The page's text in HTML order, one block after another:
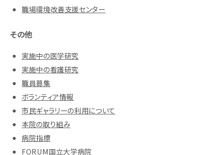
職場環境改善支援センター
その他
実施中の医学研究
実施中の看護研究
職員募集
ボランティア情報
市民ギャラリーの利用について
本院の取り組み
病院指標
FORUM国立大学病院